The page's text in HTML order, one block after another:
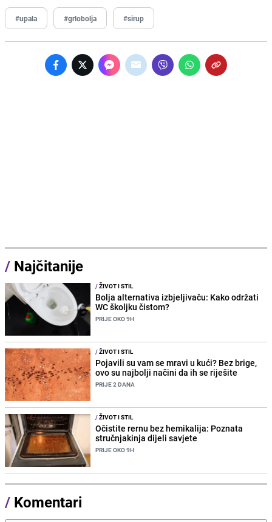
#upala #grlobolja #sirup
/ Najčitanije
/ŽIVOT I STIL
Bolja alternativa izbjeljivaču: Kako održati
WC školjku čistom?
PRIJE OKO 9H
/ŽIVOT I STIL
Pojavili su vam se mravi u kući? Bez brige,
ovo su najbolji načini da ih se riješite
PRIJE 2 DANA
/ŽIVOT I STIL
Očistite rernu bez hemikalija: Poznata
stručnjakinja dijeli savjete
PRIJE OKO 9H
/ Komentari